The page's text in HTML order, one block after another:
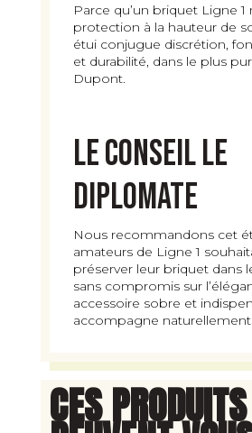
Parce qu’un briquet Ligne
protection à la hauteur de
étui conjugue discrétion,
et durabilité, dans le plus pur
Dupont.
Le Conseil Le
Diplomate
Nous recommandons cet
amateurs de Ligne 1
préserver leur briquet dans
sans compromis sur
accessoire sobre et
accompagne naturellement
CES PRODUITS